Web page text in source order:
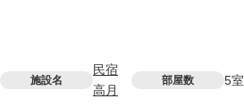
施設名
民宿
高月
部屋数 5室